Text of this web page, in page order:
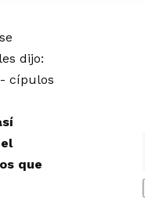
dijo:
cípulos
í
que